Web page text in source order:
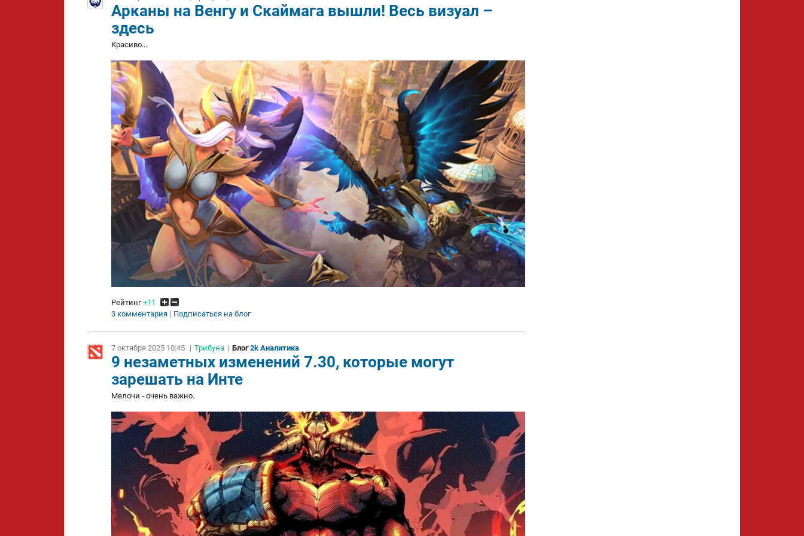
Арканы на Венгу и Скаймага вышли! Весь визуал –
здесь
Красиво...
Рейтинг+11
3 комментария
Подписаться на блог
7 октября 2025 10:45 | Трибуна | Блог 2k Аналитика
9 незаметных изменений 7.30, которые могут
зарешать на Инте
Мелочи - очень важно.